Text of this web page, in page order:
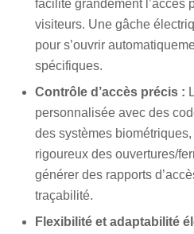
facilite grandement l’accès
visiteurs. Une gâche
pour s’ouvrir
spécifiques.
Contrôle d’accès précis :
personnalisée avec des
des systèmes
rigoureux des ouvertures/
générer des rapports
traçabilité.
Flexibilité et adaptabilité